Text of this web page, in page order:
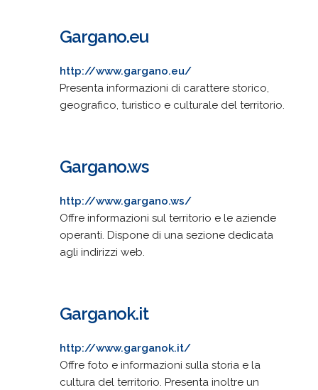
Gargano.eu
http://www.gargano.eu/
Presenta informazioni di carattere storico,
geografico, turistico e culturale del territorio.
Gargano.ws
http://www.gargano.ws/
Offre informazioni sul territorio e le aziende
operanti. Dispone di una sezione dedicata
agli indirizzi web.
Garganok.it
http://www.garganok.it/
Offre foto e informazioni sulla storia e la
cultura del territorio. Presenta inoltre un